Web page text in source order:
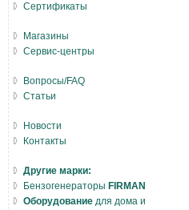
Сертификаты
Магазины
Сервис-центры
Вопросы/FAQ
Статьи
Новости
Контакты
Другие марки:
Бензогенераторы FIRMAN
Оборудование для дома и